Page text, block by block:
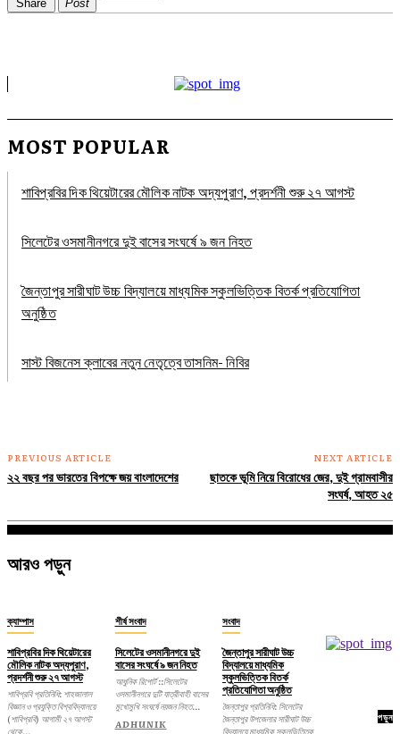
Share Post
MOST POPULAR
শাবিপ্রবির দিক থিয়েটারের মৌলিক নাটক অদ্যপুরাণ, প্রদর্শনী শুরু ২৭ আগস্ট
সিলেটের ওসমানীনগরে দুই বাসের সংঘর্ষে ৯ জন নিহত
জৈন্তাপুর সারীঘাট উচ্চ বিদ্যালয়ে মাধ্যমিক স্কুলভিত্তিক বিতর্ক প্রতিযোগিতা
অনুষ্ঠিত
সাস্ট বিজনেস ক্লাবের নতুন নেতৃত্বে তাসনিম- নিবির
PREVIOUS ARTICLE
২২ বছর পর ভারতের বিপক্ষে জয় বাংলাদেশের
NEXT ARTICLE
ছাতকে ভূমি নিয়ে বিরোধের জের, দুই গ্রামবাসীর
সংঘর্ষ, আহত ২৫
আরও পড়ুন
ক্যাম্পাস
শাবিপ্রবির দিক থিয়েটারের
মৌলিক নাটক অদ্যপুরাণ,
প্রদর্শনী শুরু ২৭ আগস্ট
শাবিপ্রবি প্রতিনিধি: শাহজালাল
বিজ্ঞান ও প্রযুক্তি বিশ্ববিদ্যালয়ে
(শাবিপ্রবি) আগামী ২৭ আগস্ট
থেকে...
শীর্ষ সংবাদ
সিলেটের ওসমানীনগরে দুই
বাসের সংঘর্ষে ৯ জন নিহত
আধুনিক রিপোর্ট ::সিলেটের
ওসমানীনগরে দুটি যাত্রীবাহী বাসের
মুখোমুখি সংঘর্ষে নয়জন নিহত...
ADHUNIK
সংবাদ
জৈন্তাপুর সারীঘাট উচ্চ
বিদ্যালয়ে মাধ্যমিক
স্কুলভিত্তিক বিতর্ক
প্রতিযোগিতা অনুষ্ঠিত
জৈন্তাপুর প্রতিনিধি: সিলেটের
জৈন্তাপুর উপজেলার সারীঘাট উচ্চ
বিদ্যালয়ে মাধ্যমিক স্কুলভিত্তিক
পড়ুন